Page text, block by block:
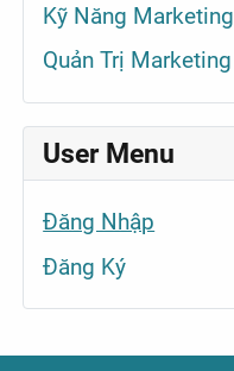
Kỹ Năng Marketing
Quản Trị Marketing
User Menu
Đăng Nhập
Đăng Ký